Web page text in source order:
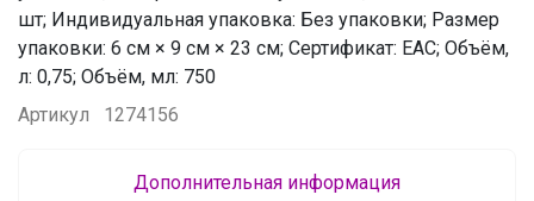
шт; Индивидуальная упаковка: Без упаковки; Размер
упаковки: 6 см × 9 см × 23 см; Сертификат: ЕАС; Объём,
л: 0,75; Объём, мл: 750
Артикул
1274156
Дополнительная информация